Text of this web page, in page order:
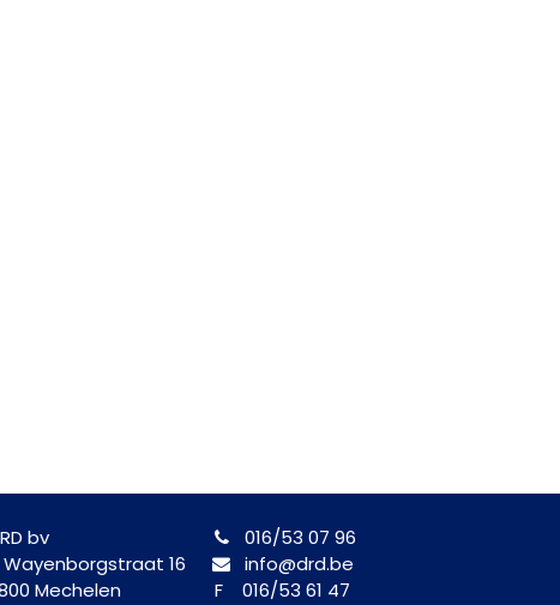
bv
Wayenborgstraat 16
Mechelen
016/53 07 96
info@drd.be
F 016/53 61 47